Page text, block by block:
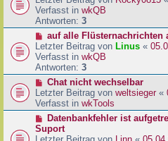
g
e
i
t
a
g
u
e
r
B
e
i
t
a
g
Verfasst in wkQB
Antworten: 3
N
e
u
e
r
B
e
i
r
auf alle Flüsternachrichten
Letzter Beitrag von Linus «
Verfasst in wkQB
Antworten: 3
N
e
u
e
B
Chat nicht wechselbar
Letzter Beitrag von weltsieger «
Verfasst in wkTools
N
e
u
Datenbankfehler ist
Suport